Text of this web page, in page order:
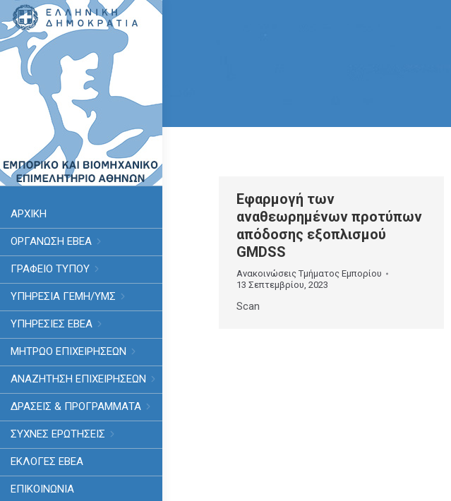
ΑΡΧΙΚΗ
ΟΡΓΑΝΩΣΗ ΕΒΕΑ
ΓΡΑΦΕΙΟ ΤΥΠΟΥ
ΥΠΗΡΕΣΊΑ ΓΕΜΗ/ΥΜΣ
ΥΠΗΡΕΣΙΕΣ ΕΒΕΑ
ΜΗΤΡΩΟ ΕΠΙΧΕΙΡΗΣΕΩΝ
ΑΝΑΖΗΤΗΣΗ ΕΠΙΧΕΙΡΗΣΕΩΝ
ΔΡΑΣΕΙΣ & ΠΡΟΓΡΑΜΜΑΤΑ
ΣΥΧΝΕΣ ΕΡΩΤΗΣΕΙΣ
ΕΚΛΟΓΈΣ ΕΒΕΑ
ΕΠΙΚΟΙΝΩΝΙΑ
Εφαρμογή των
αναθεωρημένων προτύπων
απόδοσης εξοπλισμού
GMDSS
Ανακοινώσεις Τμήματος Εμπορίου
13 Σεπτεμβρίου, 2023
Scan